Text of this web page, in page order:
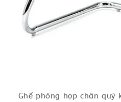
Ghế phòng họp chân quỳ